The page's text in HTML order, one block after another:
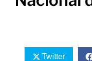
Twitter